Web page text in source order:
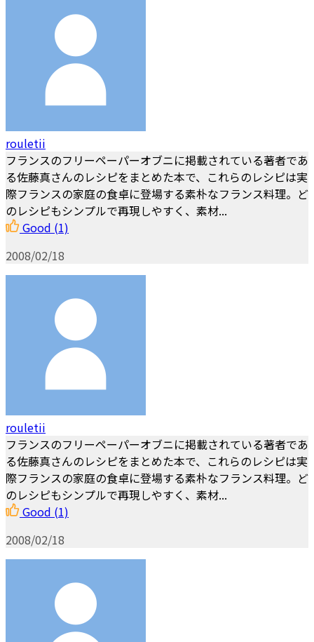
rouletii
フランスのフリーペーパーオブニに掲載されている著者であ
る佐藤真さんのレシピをまとめた本で、これらのレシピは実
際フランスの家庭の食卓に登場する素朴なフランス料理。ど
のレシピもシンプルで再現しやすく、素材...
Good (1)
2008/02/18
rouletii
フランスのフリーペーパーオブニに掲載されている著者であ
る佐藤真さんのレシピをまとめた本で、これらのレシピは実
際フランスの家庭の食卓に登場する素朴なフランス料理。ど
のレシピもシンプルで再現しやすく、素材...
Good (1)
2008/02/18